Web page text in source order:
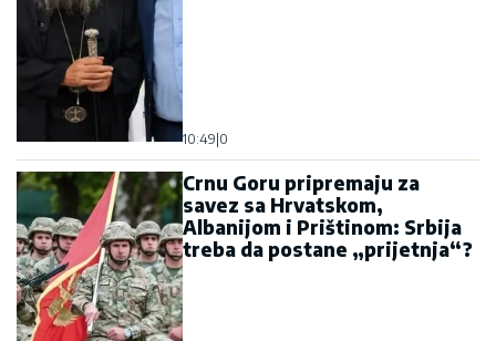
10:49 0
Crnu Goru pripremaju za
savez sa Hrvatskom,
Albanijom i Prištinom: Srbija
treba da postane „prijetnja“?